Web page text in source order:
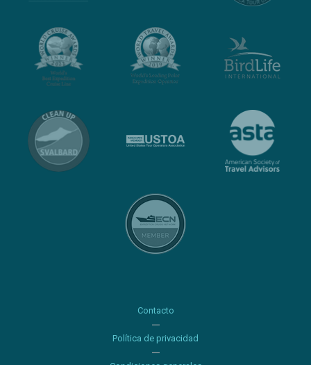
Contacto
Política de privacidad